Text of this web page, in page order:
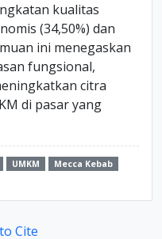
kualitas
(34,50%) dan
ini menegaskan
fungsional,
citra
di pasar yang
UMKM
Mecca Kebab
Cite